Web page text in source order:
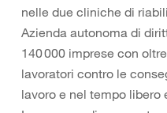
nelle due cliniche di
Azienda autonoma di
140 000 imprese con
lavoratori contro le
lavoro e nel tempo